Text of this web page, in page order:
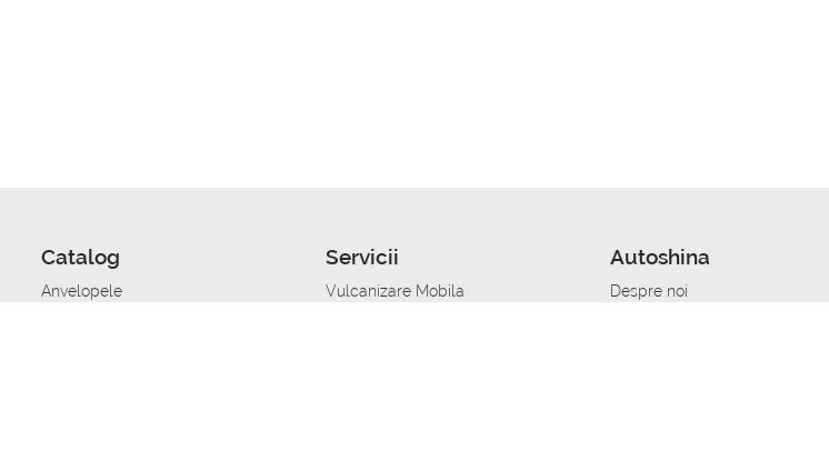
Catalog
Anvelopele
Servicii
Vulcanizare Mobila
Autoshina
Despre noi